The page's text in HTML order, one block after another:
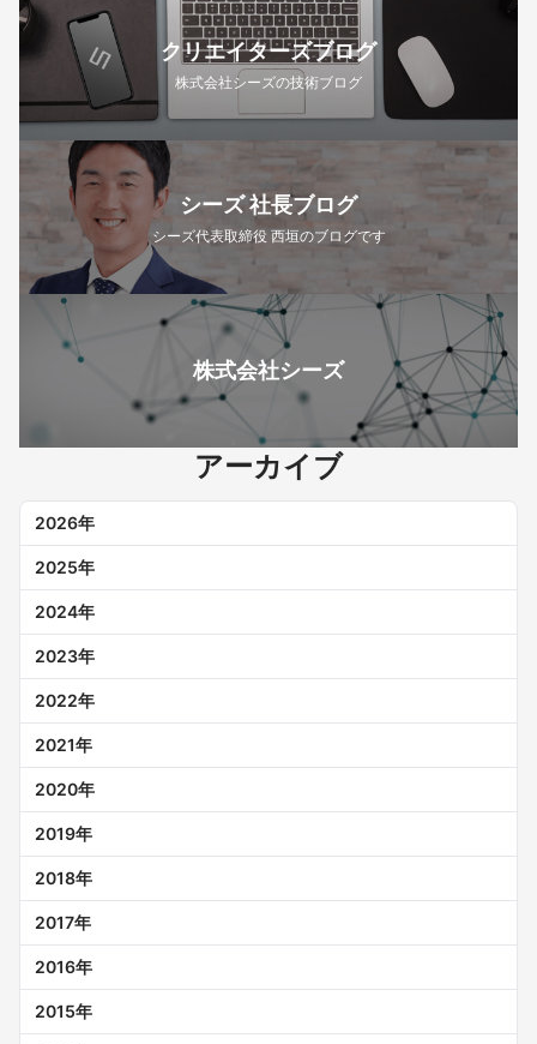
クリエイターズブログ
株式会社シーズの技術ブログ
シーズ 社長ブログ
シーズ代表取締役 西垣のブログです
株式会社シーズ
アーカイブ
2026年
2025年
2024年
2023年
2022年
2021年
2020年
2019年
2018年
2017年
2016年
2015年